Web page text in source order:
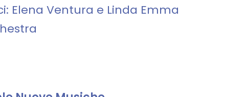
Elena Ventura e Linda Emma